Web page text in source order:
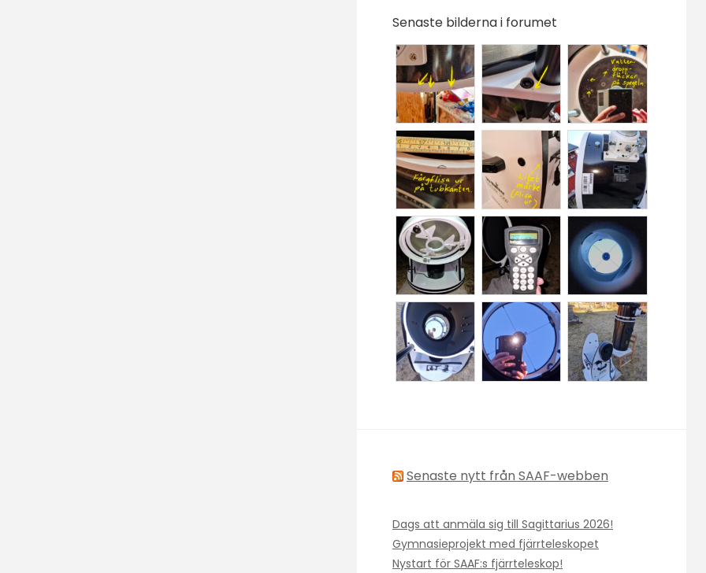
Senaste bilderna i forumet
Senaste nytt från SAAF-webben
Dags att anmäla sig till Sagittarius 2026!
Gymnasieprojekt med fjärrteleskopet
Nystart för SAAF:s fjärrteleskop!